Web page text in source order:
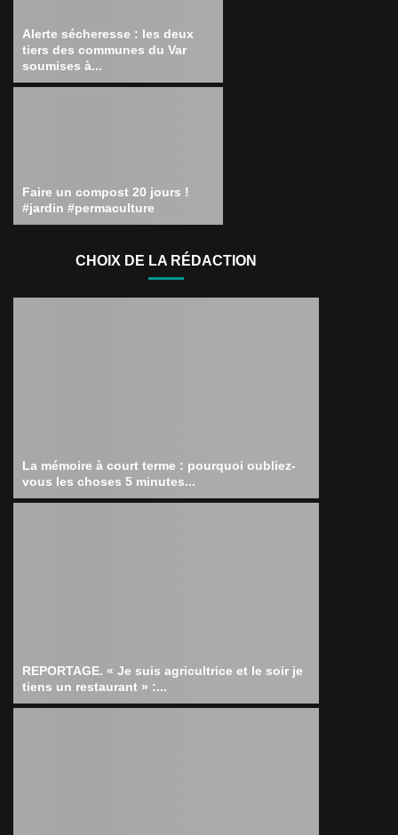
Alerte sécheresse : les deux
tiers des communes du Var
soumises à...
Faire un compost 20 jours !
#jardin #permaculture
CHOIX DE LA RÉDACTION
La mémoire à court terme : pourquoi oubliez-
vous les choses 5 minutes...
REPORTAGE. « Je suis agricultrice et le soir je
tiens un restaurant » :...